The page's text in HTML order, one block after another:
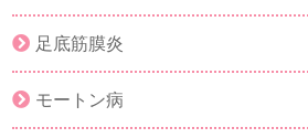
足底筋膜炎
モートン病